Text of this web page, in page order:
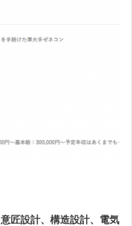
意匠設計、構造設計、電気